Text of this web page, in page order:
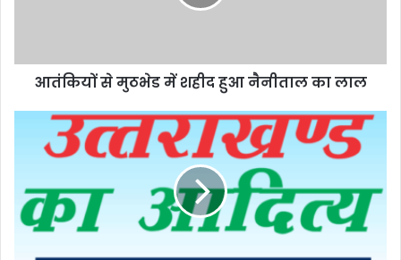
आतंकियों से मुठभेड में शहीद हुआ नैनीताल का लाल